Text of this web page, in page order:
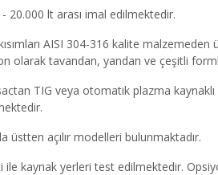
20.000 lt arası imal edilmektedir.
AISI 304-316 kalite
olarak tavandan, yandan ve çeşitli
TIG veya otomatik plazma
üstten açılır modelleri bulunmaktadır.
ile kaynak yerleri test edilmektedir.